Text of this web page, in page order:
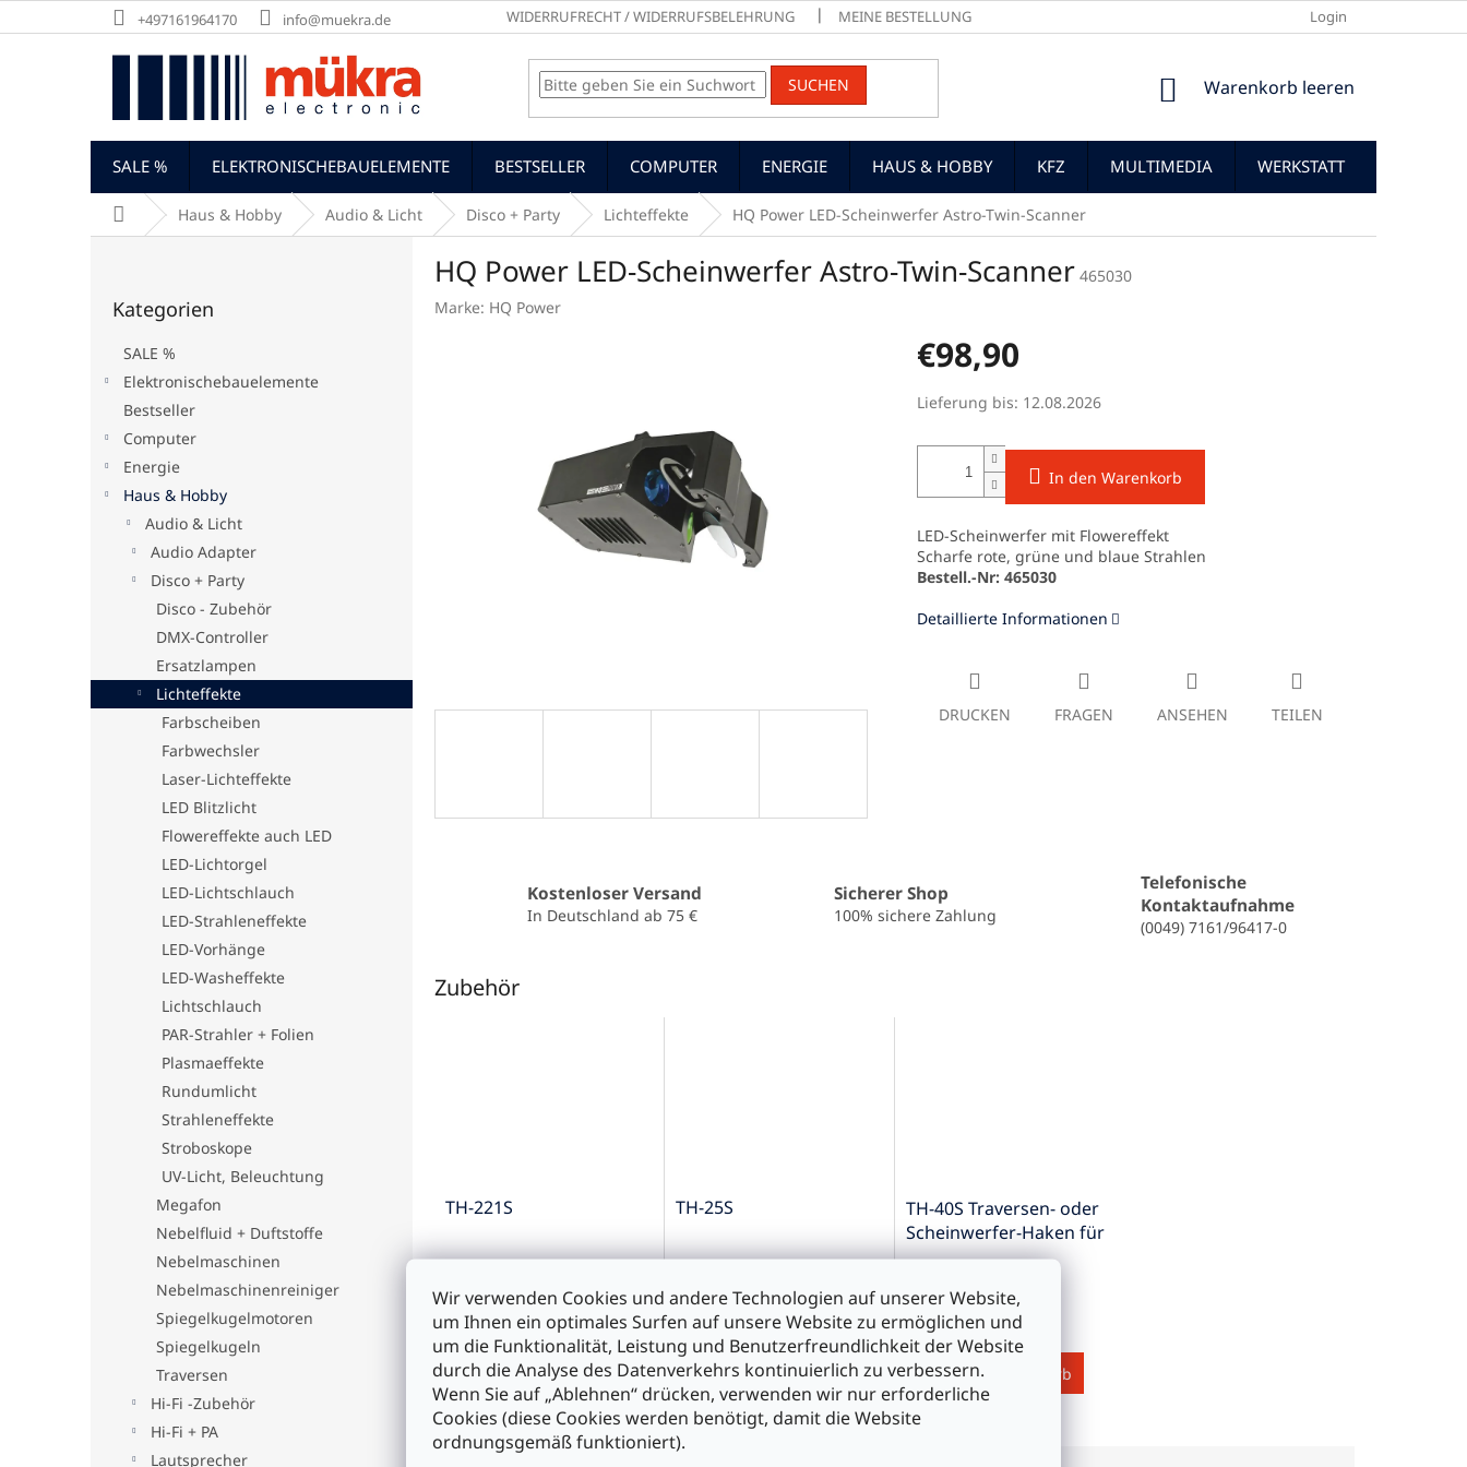
Wir verwenden Cookies und andere Technologien auf unserer Website,
um Ihnen ein optimales Surfen auf unsere Website zu ermöglichen und
um die Funktionalität, Leistung und Benutzerfreundlichkeit der Website
durch die Analyse des Datenverkehrs kontinuierlich zu verbessern.
Wenn Sie auf „Ablehnen“ drücken, verwenden wir nur erforderliche
Cookies (diese Cookies werden benötigt, damit die Website
ordnungsgemäß funktioniert).
Inhalt
+497161964170 info@muekra.de WIDERRUFRECHT / WIDERRUFSBELEHRUNG MEINE BESTELLUNG Login
SUCHEN WARENKORB
Warenkorb leeren
SALE % ELEKTRONISCHEBAUELEMENTE BESTSELLER COMPUTER ENERGIE HAUS & HOBBY KFZ MULTIMEDIA WERKSTATT
StartseiteHaus & Hobby Audio & Licht Disco + Party Lichteffekte HQ Power LED-Scheinwerfer Astro-Twin-Scanner
überspringen
Kategorien
SALE %
Elektronischebauelemente
Bestseller
Computer
Energie
Haus & Hobby
Audio & Licht
Audio Adapter
Disco + Party
Disco - Zubehör
DMX-Controller
Ersatzlampen
Lichteffekte
Farbscheiben
Farbwechsler
Laser-Lichteffekte
LED Blitzlicht
Flowereffekte auch LED
LED-Lichtorgel
LED-Lichtschlauch
LED-Strahleneffekte
LED-Vorhänge
LED-Washeffekte
Lichtschlauch
PAR-Strahler + Folien
Plasmaeffekte
Rundumlicht
Strahleneffekte
Stroboskope
UV-Licht, Beleuchtung
Megafon
Nebelfluid + Duftstoffe
Nebelmaschinen
Nebelmaschinenreiniger
Spiegelkugelmotoren
Spiegelkugeln
Traversen
Hi-Fi -Zubehör
Hi-Fi + PA
Lautsprecher
HQ Power LED-Scheinwerfer Astro-Twin-Scanner 465030
Marke: HQ Power
€98,90
Verkaufspreis:
Lieferung bis: 12.08.2026
In den Warenkorb
LED-Scheinwerfer mit Flowereffekt
Scharfe rote, grüne und blaue Strahlen
Bestell.-Nr: 465030
Detaillierte Informationen
DRUCKEN FRAGEN ANSEHEN TEILEN
Kostenloser Versand
In Deutschland ab 75 €
Sicherer Shop
100% sichere Zahlung
Telefonische
Kontaktaufnahme
(0049) 7161/96417-0
Zubehör
TH-221S
€5,90
In den Warenkorb
TH-25S
€3,50
In den Warenkorb
TH-40S Traversen- oder
Scheinwerfer-Haken für
40mm Ø
€5,90
In den Warenkorb